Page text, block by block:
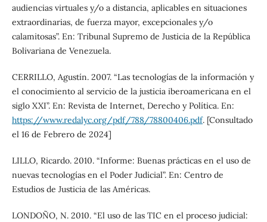
audiencias virtuales y/o a distancia, aplicables en situaciones
extraordinarias, de fuerza mayor, excepcionales y/o
calamitosas”. En: Tribunal Supremo de Justicia de la República
Bolivariana de Venezuela.
CERRILLO, Agustín. 2007. “Las tecnologías de la información y
el conocimiento al servicio de la justicia iberoamericana en el
siglo XXI”. En: Revista de Internet, Derecho y Política. En:
https://www.redalyc.org/pdf/788/78800406.pdf. [Consultado
el 16 de Febrero de 2024]
LILLO, Ricardo. 2010. “Informe: Buenas prácticas en el uso de
nuevas tecnologías en el Poder Judicial”. En: Centro de
Estudios de Justicia de las Américas.
LONDOÑO, N. 2010. “El uso de las TIC en el proceso judicial: